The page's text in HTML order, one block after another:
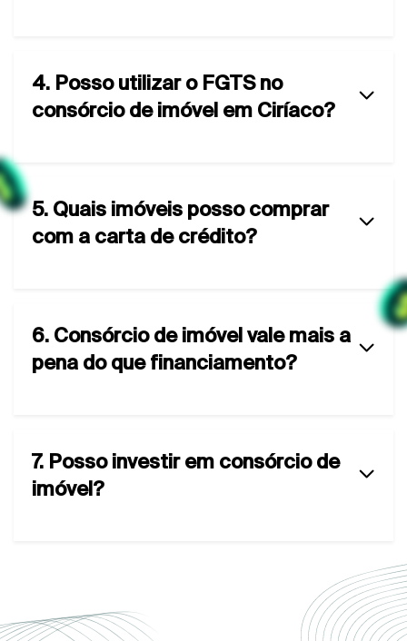
4. Posso utilizar o FGTS no
consórcio de imóvel em Ciríaco?
5. Quais imóveis posso comprar
com a carta de crédito?
6. Consórcio de imóvel vale mais a
pena do que financiamento?
7. Posso investir em consórcio de
imóvel?